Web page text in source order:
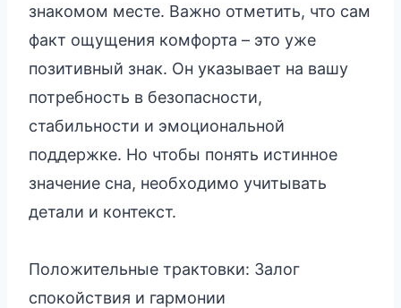
знакомом месте. Важно отметить, что сам
факт ощущения комфорта – это уже
позитивный знак. Он указывает на вашу
потребность в безопасности,
стабильности и эмоциональной
поддержке. Но чтобы понять истинное
значение сна, необходимо учитывать
детали и контекст.
Положительные трактовки: Залог
спокойствия и гармонии